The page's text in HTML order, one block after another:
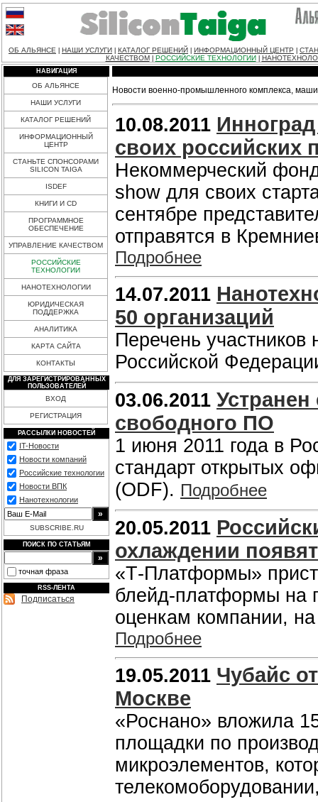
ОБ АЛЬЯНСЕ НАШИ УСЛУГИ КАТАЛОГ РЕШЕНИЙ ИНФОРМАЦИОННЫЙ ЦЕНТР
КАЧЕСТВОМ
РОССИЙСКИЕ ТЕХНОЛОГИИ
НАВИГАЦИЯ
ОБ АЛЬЯНСЕ
НАШИ УСЛУГИ
КАТАЛОГ РЕШЕНИЙ
ИНФОРМАЦИОННЫЙ
ЦЕНТР
СТАНЬТЕ СПОНСОРАМИ
SILICON TAIGA
ISDEF
КНИГИ И CD
ПРОГРАММНОЕ
ОБЕСПЕЧЕНИЕ
УПРАВЛЕНИЕ КАЧЕСТВОМ
РОССИЙСКИЕ
ТЕХНОЛОГИИ
НАНОТЕХНОЛОГИИ
ЮРИДИЧЕСКАЯ
ПОДДЕРЖКА
АНАЛИТИКА
КАРТА САЙТА
КОНТАКТЫ
ДЛЯ ЗАРЕГИСТРИРОВАННЫХ
ПОЛЬЗОВАТЕЛЕЙ
ВХОД
РЕГИСТРАЦИЯ
РАССЫЛКИ НОВОСТЕЙ
IT-Новости
Новости компаний
Российские технологии
Новости ВПК
Нанотехнологии
SUBSCRIBE.RU
ПОИСК ПО СТАТЬЯМ
точная фраза
RSS-ЛЕНТА
Подписаться
Новости военно-промышленного комплекса,
10.08.2011
своих российских
Некоммерческий
show для своих
сентябре
отправятся в
Подробнее
14.07.2011
50 организаций
Перечень участников
Российской
03.06.2011
свободного ПО
1 июня 2011 года в
стандарт открытых
(ODF). Подробнее
20.05.2011
охлаждении
«Т-Платформы»
блейд-платформы на
оценкам компании,
Подробнее
19.05.2011 Чубайс
Москве
«Роснано» вложила
площадки по
микроэлементов,